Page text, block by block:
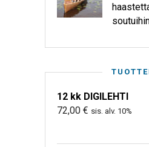
12 kk DIGILEHTI
72,00 € sis. alv. 10%